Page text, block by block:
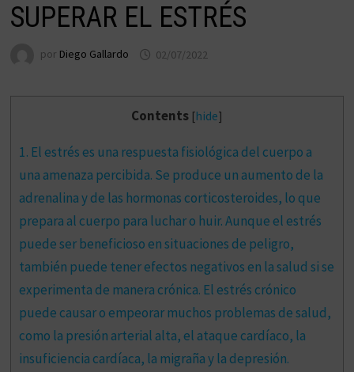
SUPERAR EL ESTRÉS
por Diego Gallardo 02/07/2022
Contents [hide]
1. El estrés es una respuesta fisiológica del cuerpo a
una amenaza percibida. Se produce un aumento de la
adrenalina y de las hormonas corticosteroides, lo que
prepara al cuerpo para luchar o huir. Aunque el estrés
puede ser beneficioso en situaciones de peligro,
también puede tener efectos negativos en la salud si se
experimenta de manera crónica. El estrés crónico
puede causar o empeorar muchos problemas de salud,
como la presión arterial alta, el ataque cardíaco, la
insuficiencia cardíaca, la migraña y la depresión.